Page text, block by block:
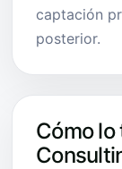
captación
posterior.
Cómo